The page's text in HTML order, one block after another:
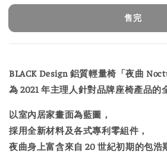
售完
BLACK Design 鋁質輕量椅「夜曲
為 2021 年主理人針對品牌座椅產品的
以室內居家畫面為藍圖，
採用全新材料及各式專利零組件，
夜曲身上富含來自 20 世紀初期的包浩